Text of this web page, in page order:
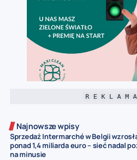
R E K L A M A
Najnowsze wpisy
Sprzedaż Intermarché w Belgii
ponad 1,4 miliarda euro – sieć nadal
na minusie